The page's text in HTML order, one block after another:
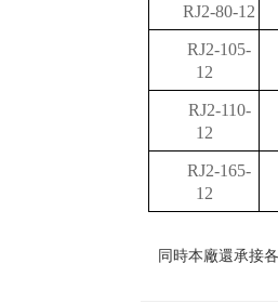
RJ2-80-12
RJ2-105-
12
RJ2-110-
12
RJ2-165-
12
同時本廠還承接